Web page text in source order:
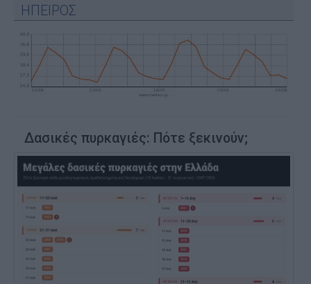
ΗΠΕΙΡΟΣ
Δασικές πυρκαγιές: Πότε ξεκινούν;